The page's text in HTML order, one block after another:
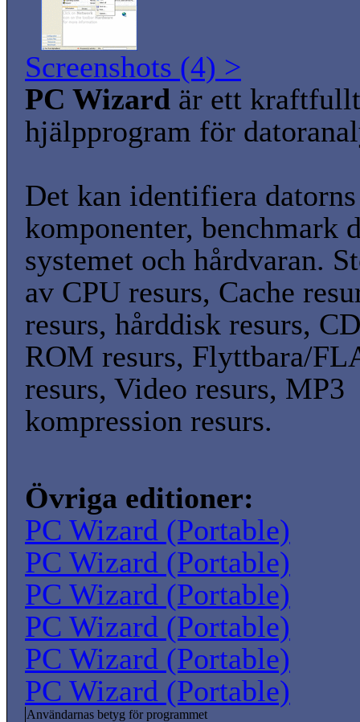
Screenshots (4) >
PC Wizard är ett kraftfullt
hjälpprogram för
Det kan identifiera datorns
komponenter, benchmark
systemet och hårdvaran.
av CPU resurs, Cache
resurs, hårddisk resurs,
ROM resurs, Flyttbara/
resurs, Video resurs, MP3
kompression resurs.
Övriga editioner:
PC Wizard (Portable)
PC Wizard (Portable)
PC Wizard (Portable)
PC Wizard (Portable)
PC Wizard (Portable)
PC Wizard (Portable)
Användarnas betyg för programmet